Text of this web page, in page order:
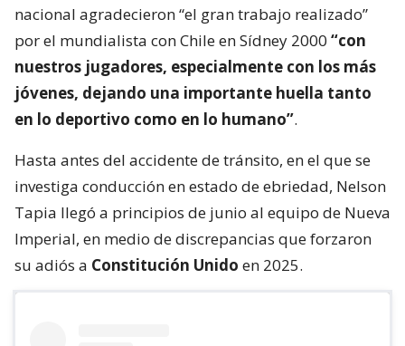
nacional agradecieron “el gran trabajo realizado”
por el mundialista con Chile en Sídney 2000 “con
nuestros jugadores, especialmente con los más
jóvenes, dejando una importante huella tanto
en lo deportivo como en lo humano”.
Hasta antes del accidente de tránsito, en el que se
investiga conducción en estado de ebriedad, Nelson
Tapia llegó a principios de junio al equipo de Nueva
Imperial, en medio de discrepancias que forzaron
su adiós a Constitución Unido en 2025.